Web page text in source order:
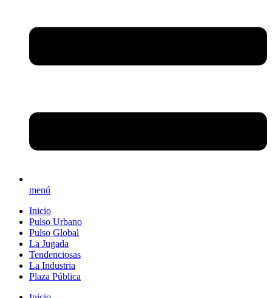
menú
Inicio
Pulso Urbano
Pulso Global
La Jugada
Tendenciosas
La Industria
Plaza Pública